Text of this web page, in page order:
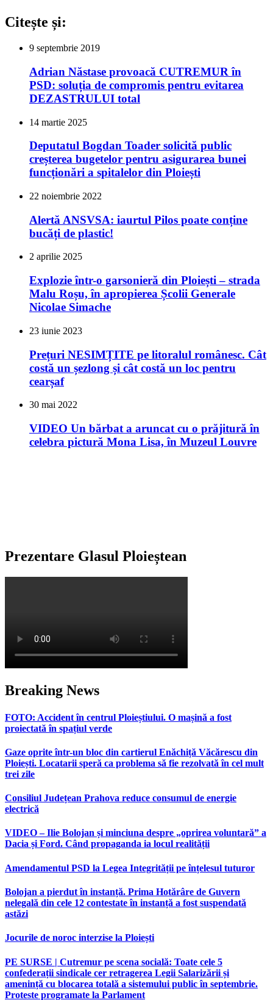
Citește și:
9 septembrie 2019
Adrian Năstase provoacă CUTREMUR în
PSD: soluția de compromis pentru evitarea
DEZASTRULUI total
14 martie 2025
Deputatul Bogdan Toader solicită public
creșterea bugetelor pentru asigurarea bunei
funcționări a spitalelor din Ploiești
22 noiembrie 2022
Alertă ANSVSA: iaurtul Pilos poate conține
bucăți de plastic!
2 aprilie 2025
Explozie într-o garsonieră din Ploiești – strada
Malu Roșu, în apropierea Școlii Generale
Nicolae Simache
23 iunie 2023
Prețuri NESIMȚITE pe litoralul românesc. Cât
costă un șezlong și cât costă un loc pentru
cearșaf
30 mai 2022
VIDEO Un bărbat a aruncat cu o prăjitură în
celebra pictură Mona Lisa, în Muzeul Louvre
Prezentare Glasul Ploieștean
Breaking News
FOTO: Accident în centrul Ploieștiului. O mașină a fost
proiectată în spațiul verde
Gaze oprite într-un bloc din cartierul Enăchiță Văcărescu din
Ploiești. Locatarii speră ca problema să fie rezolvată în cel mult
trei zile
Consiliul Județean Prahova reduce consumul de energie
electrică
VIDEO – Ilie Bolojan și minciuna despre „oprirea voluntară” a
Dacia și Ford. Când propaganda ia locul realității
Amendamentul PSD la Legea Integrității pe înțelesul tuturor
Bolojan a pierdut în instanță. Prima Hotărâre de Guvern
nelegală din cele 12 contestate în instanță a fost suspendată
astăzi
Jocurile de noroc interzise la Ploiești
PE SURSE | Cutremur pe scena socială: Toate cele 5
confederații sindicale cer retragerea Legii Salarizării și
amenință cu blocarea totală a sistemului public în septembrie.
Proteste programate la Parlament